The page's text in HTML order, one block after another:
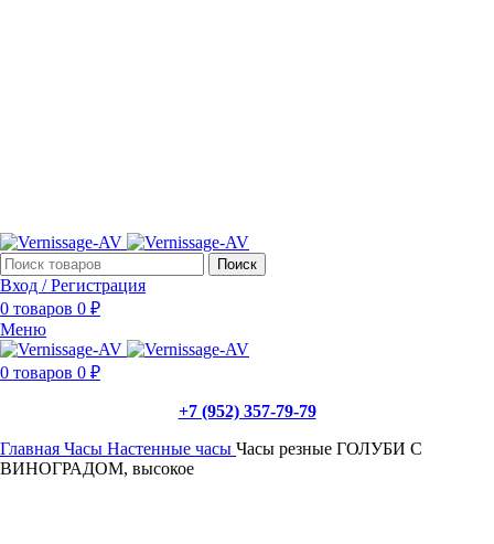
Поиск
Вход / Регистрация
0 товаров 0 ₽
Меню
0 товаров 0 ₽
+7 (952) 357-79-79
Главная Часы Настенные часы Часы резные ГОЛУБИ С
ВИНОГРАДОМ, высокое